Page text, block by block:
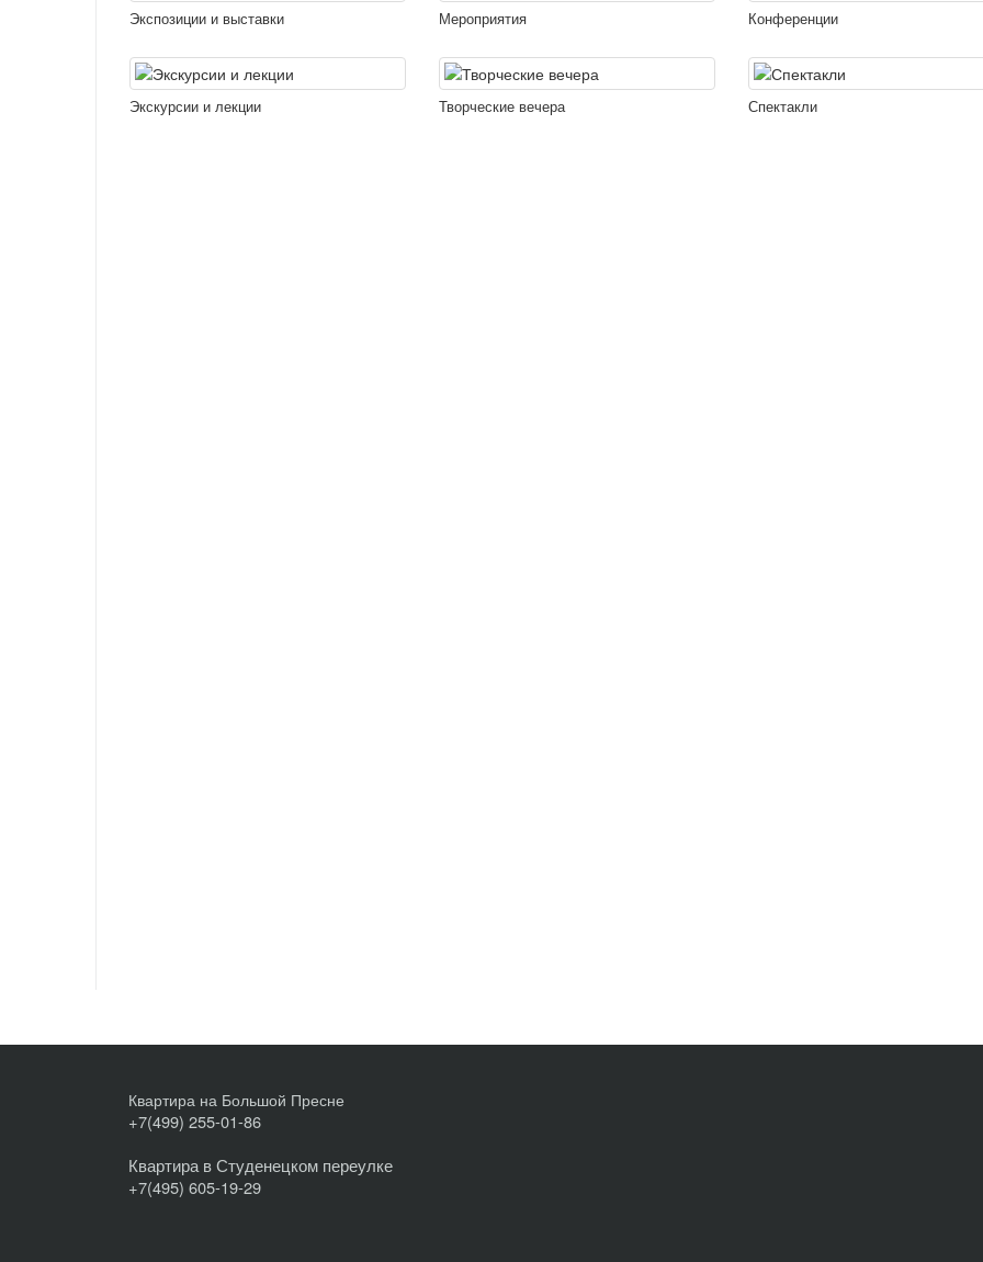
Экспозиции и выставки Мероприятия Конференции
Экскурсии и лекции Творческие вечера Спектакли
Квартира на Большой Пресне
+7(499) 255-01-86
Квартира в Студенецком переулке
+7(495) 605-19-29